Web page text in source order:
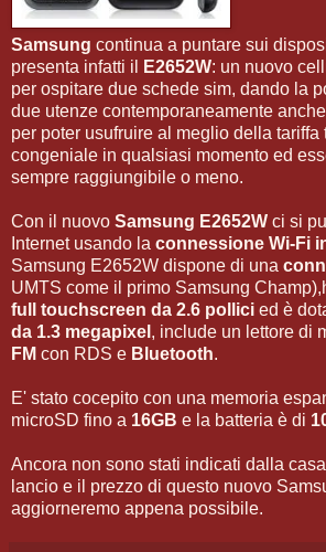
Samsung continua a puntare sui
presenta infatti il
E2652W: un nuovo
per ospitare due schede sim, dando la
due utenze contemporaneamente
per poter usufruire al meglio della tariffa
congeniale in qualsiasi momento ed
sempre raggiungibile o meno.
Con il nuovo Samsung E2652W ci si
Internet usando la connessione Wi-Fi
Samsung E2652W dispone di una
UMTS come il primo Samsung
full touchscreen da 2.6 pollici ed è
da 1.3 megapixel , include un lettore di
FM con RDS e Bluetooth.
E' stato cocepito con una memoria
microSD fino a 16GB e la batteria è di
Ancora non sono stati indicati dalla
lancio e il prezzo di questo nuovo
aggiorneremo appena possibile.